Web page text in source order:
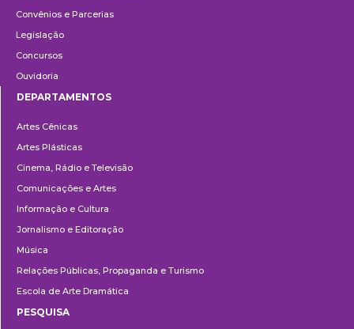
Convênios e Parcerias
Legislação
Concursos
Ouvidoria
DEPARTAMENTOS
Artes Cênicas
Artes Plásticas
Cinema, Rádio e Televisão
Comunicações e Artes
Informação e Cultura
Jornalismo e Editoração
Música
Relações Públicas, Propaganda e Turismo
Escola de Arte Dramática
PESQUISA